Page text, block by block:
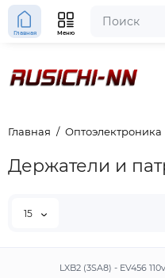
Главная Меню
Главная Оптоэлектроника
Держатели и
15
LXB2 (3SA8) - EV456 110v